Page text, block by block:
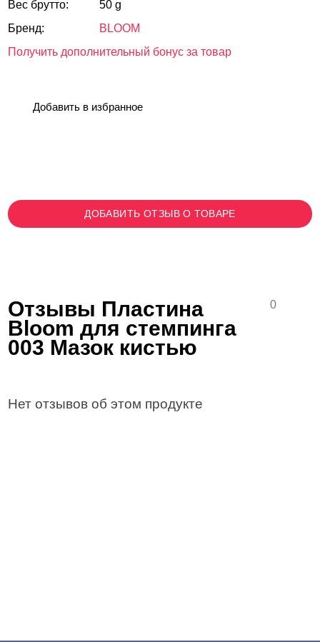
Вес брутто:
50 g
Бренд:
BLOOM
Получить дополнительный бонус за товар
Добавить в избранное
Отзывы Пластина
Bloom для стемпинга
003 Мазок кистью
0
Нет отзывов об этом продукте
ДОБАВИТЬ ОТЗЫВ О ТОВАРЕ